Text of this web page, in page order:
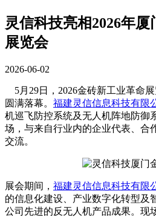
灵信科技亮相2026年
展览会
2026-06-02
5月29日，2026金砖新工业革命
圆满落幕。 福建灵信信息科技有限
机巡飞防控系统及无人机阵地防御
场，与来自行业内的企业代表、合
交流。
展会期间， 福建灵信信息科技有限
的信息化建设、产业数字化转型及
公司先进的反无人机产品成果。现